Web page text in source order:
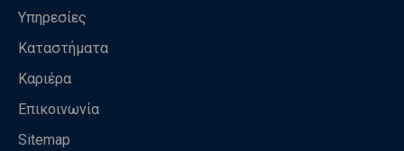
Υπηρεσίες
Καταστήματα
Καριέρα
Επικοινωνία
Sitemap